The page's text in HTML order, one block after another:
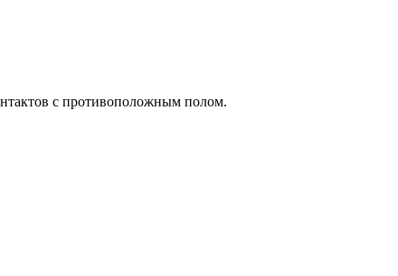
с противоположным полом.